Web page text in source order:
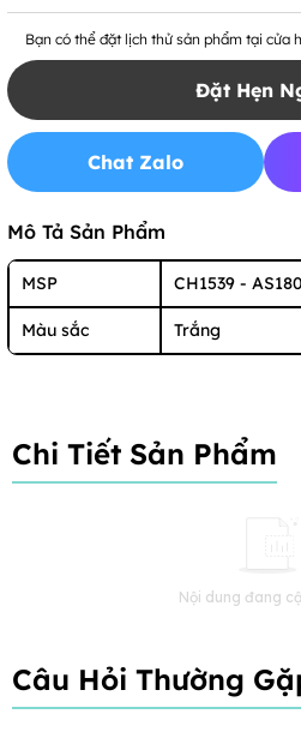
Bạn có thể đặt lịch thử sản phẩm tại cửa
Đặt Hẹn
Chat Zalo
Mô Tả Sản Phẩm
MSP CH1539 -
Màu sắc Trắng
Chi Tiết Sản Phẩm
Nội dung đang
Câu Hỏi Thường